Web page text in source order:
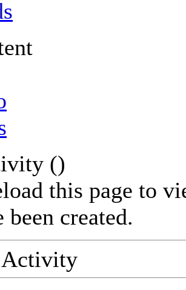
()
this page to
been created.